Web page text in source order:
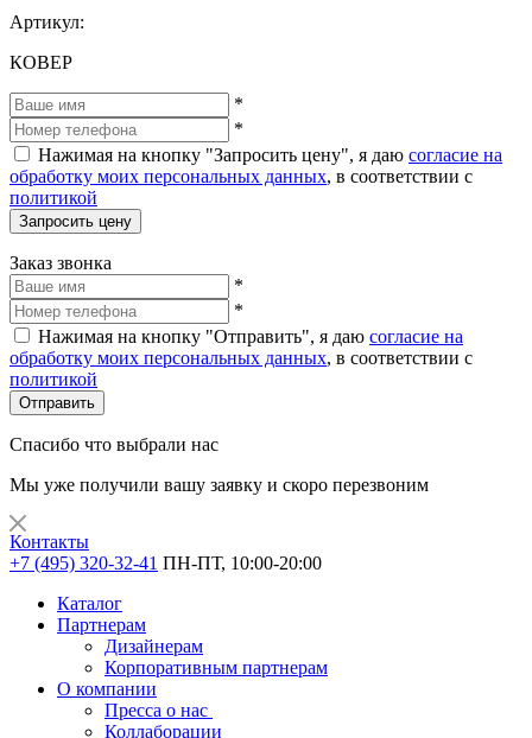
Артикул:
КОВЕР
*
*
Нажимая на кнопку "Запросить цену", я даю согласие на
обработку моих персональных данных, в соответствии с
политикой
Запросить цену
Заказ звонка
*
*
Нажимая на кнопку "Отправить", я даю согласие на
обработку моих персональных данных, в соответствии с
политикой
Отправить
Спасибо что выбрали нас
Мы уже получили вашу заявку и скоро перезвоним
Контакты
+7 (495) 320-32-41 ПН-ПТ, 10:00-20:00
Каталог
Партнерам
Дизайнерам
Корпоративным партнерам
О компании
Пресса о нас
Коллаборации